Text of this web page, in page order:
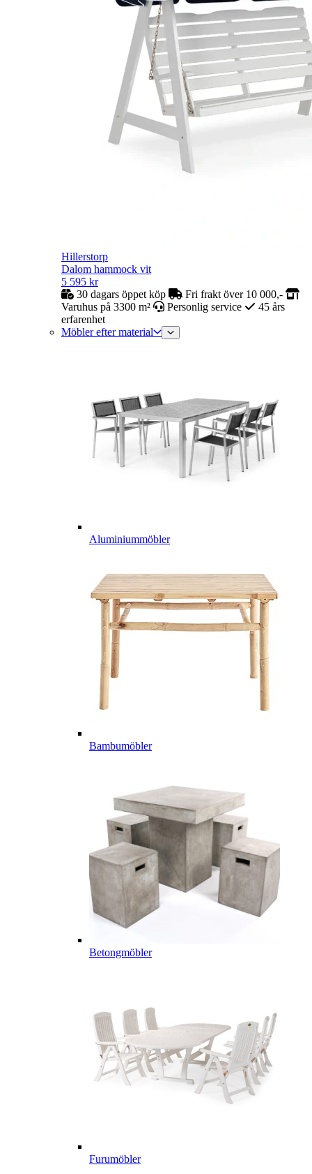
Hillerstorp
Dalom hammock vit
5 595 kr
30 dagars öppet köp
Fri frakt över 10 000,-
Varuhus på 3300 m²
Personlig service
45 års
erfarenhet
Möbler efter material
Aluminiummöbler
Bambumöbler
Betongmöbler
Furumöbler